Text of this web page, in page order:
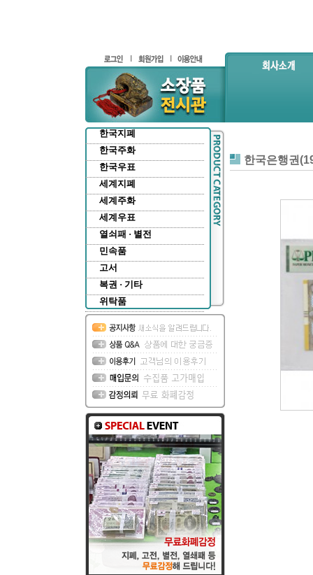
한국지폐
한국주화
한국우표
세계지폐
세계주화
세계우표
열쇠패 · 별전
민속품
고서
복권 · 기타
위탁품
한국은행권